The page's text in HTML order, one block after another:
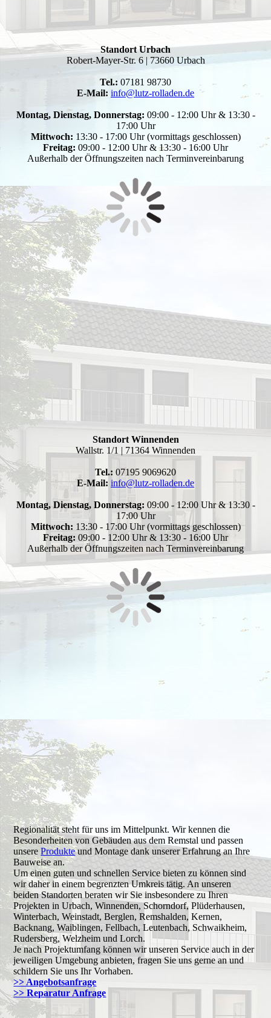
Standort Urbach
Robert-Mayer-Str. 6 | 73660 Urbach
Tel.: 07181 98730
E-Mail: info@lutz-rolladen.de
Montag, Dienstag, Donnerstag: 09:00 - 12:00 Uhr & 13:30 -
17:00 Uhr
Mittwoch: 13:30 - 17:00 Uhr (vormittags geschlossen)
Freitag: 09:00 - 12:00 Uhr & 13:30 - 16:00 Uhr
Außerhalb der Öffnungszeiten nach Terminvereinbarung
Standort Winnenden
Wallstr. 1/1 | 71364 Winnenden
Tel.: 07195 9069620
E-Mail: info@lutz-rolladen.de
Montag, Dienstag, Donnerstag: 09:00 - 12:00 Uhr & 13:30 -
17:00 Uhr
Mittwoch: 13:30 - 17:00 Uhr (vormittags geschlossen)
Freitag: 09:00 - 12:00 Uhr & 13:30 - 16:00 Uhr
Außerhalb der Öffnungszeiten nach Terminvereinbarung
Regionalität steht für uns im Mittelpunkt. Wir kennen die
Besonderheiten von Gebäuden aus dem Remstal und passen
unsereProdukteund Montage dank unserer Erfahrung an Ihre
Bauweise an.
Um einen guten und schnellen Service bieten zu können sind
wir daher in einem begrenzten Umkreis tätig. An unseren
beiden Standorten beraten wir Sie insbesondere zu Ihren
Projekten in Urbach, Winnenden, Schorndorf, Plüderhausen,
Winterbach, Weinstadt, Berglen, Remshalden, Kernen,
Backnang, Waiblingen, Fellbach, Leutenbach, Schwaikheim,
Rudersberg, Welzheim und Lorch.
Je nach Projektumfang können wir unseren Service auch in der
jeweiligen Umgebung anbieten, fragen Sie uns gerne an und
schildern Sie uns Ihr Vorhaben.
>> Angebotsanfrage
>> Reparatur Anfrage